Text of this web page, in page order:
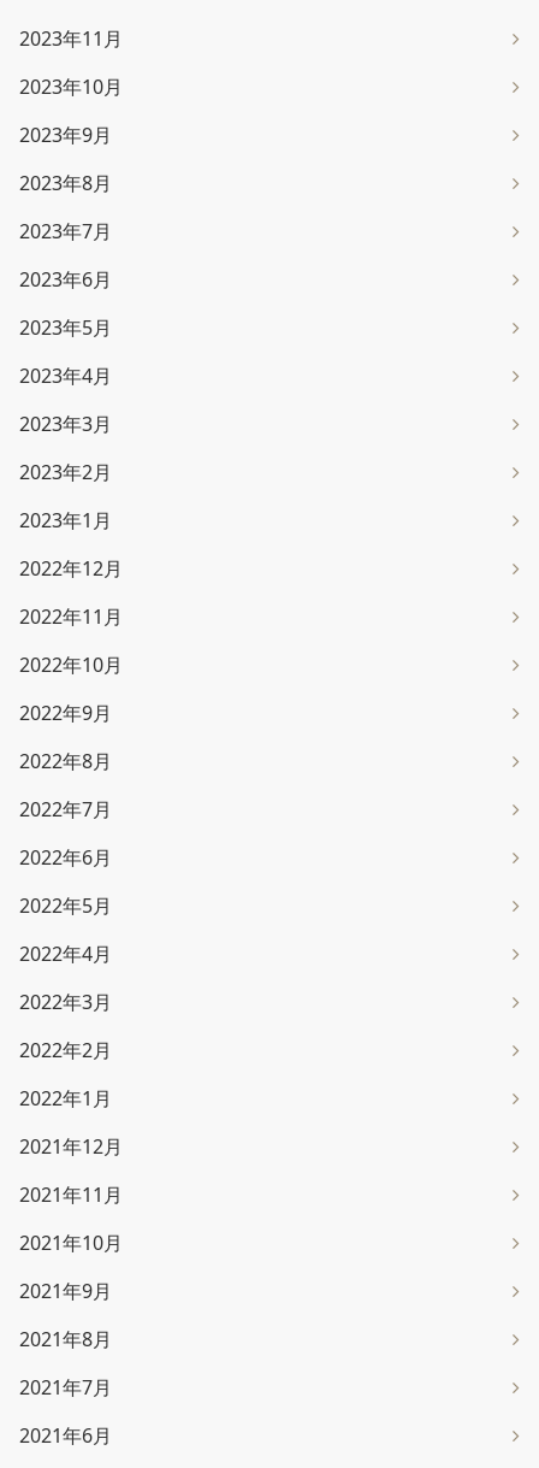
2023年11月
2023年10月
2023年9月
2023年8月
2023年7月
2023年6月
2023年5月
2023年4月
2023年3月
2023年2月
2023年1月
2022年12月
2022年11月
2022年10月
2022年9月
2022年8月
2022年7月
2022年6月
2022年5月
2022年4月
2022年3月
2022年2月
2022年1月
2021年12月
2021年11月
2021年10月
2021年9月
2021年8月
2021年7月
2021年6月